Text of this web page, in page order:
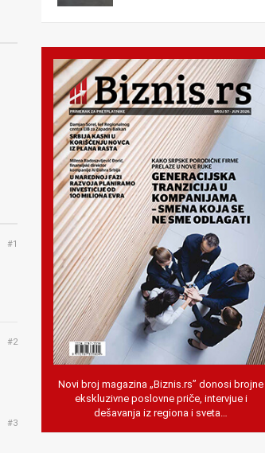
#1
#2
#3
Novi broj magazina „Biznis.rs” donosi brojne
ekskluzivne poslovne priče, intervjue i
dešavanja iz regiona i sveta…